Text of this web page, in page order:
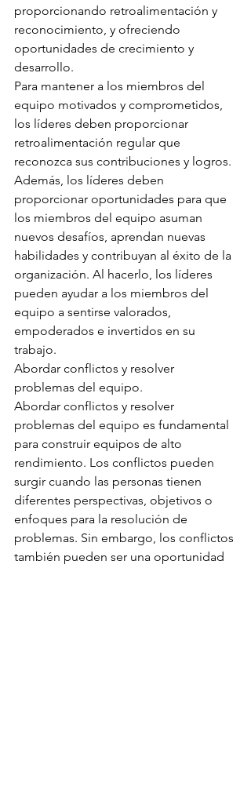
proporcionando retroalimentación y
reconocimiento, y ofreciendo
oportunidades de crecimiento y
desarrollo.
Para mantener a los miembros del
equipo motivados y comprometidos,
los líderes deben proporcionar
retroalimentación regular que
reconozca sus contribuciones y logros.
Además, los líderes deben
proporcionar oportunidades para que
los miembros del equipo asuman
nuevos desafíos, aprendan nuevas
habilidades y contribuyan al éxito de la
organización. Al hacerlo, los líderes
pueden ayudar a los miembros del
equipo a sentirse valorados,
empoderados e invertidos en su
trabajo.
Abordar conflictos y resolver
problemas del equipo.
Abordar conflictos y resolver
problemas del equipo es fundamental
para construir equipos de alto
rendimiento. Los conflictos pueden
surgir cuando las personas tienen
diferentes perspectivas, objetivos o
enfoques para la resolución de
problemas. Sin embargo, los conflictos
también pueden ser una oportunidad